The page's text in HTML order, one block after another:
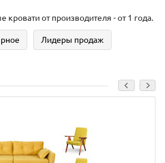
кровати от производителя - от 1 года.
Лидеры продаж